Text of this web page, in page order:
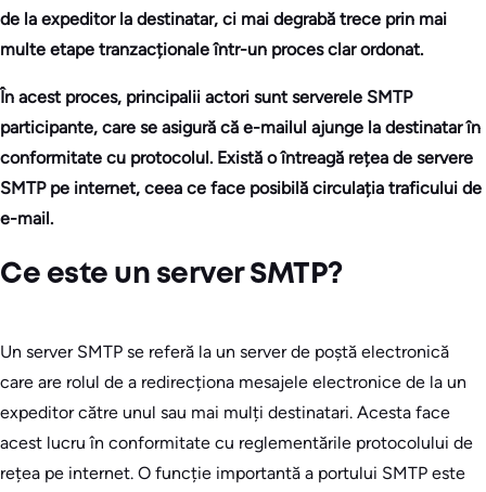
de la expeditor la destinatar, ci mai degrabă trece prin mai
multe etape tranzacționale într-un proces clar ordonat.
În acest proces, principalii actori sunt serverele SMTP
participante, care se asigură că e-mailul ajunge la destinatar în
conformitate cu protocolul. Există o întreagă rețea de servere
SMTP pe internet, ceea ce face posibilă circulația traficului de
e-mail.
Ce este un server SMTP?
Un server SMTP se referă la un server de poștă electronică
care are rolul de a redirecționa mesajele electronice de la un
expeditor către unul sau mai mulți destinatari. Acesta face
acest lucru în conformitate cu reglementările protocolului de
rețea pe internet. O funcție importantă a portului SMTP este